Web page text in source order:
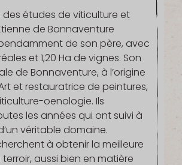
des études de viticulture et
de Bonnaventure
de son père, avec
et 1,20 Ha de vignes. Son
de Bonnaventure, à l’origine
et restauratrice de peintures,
oenologie. Ils
les années qui ont suivi à
véritable domaine.
à obtenir la meilleure
aussi bien en matière